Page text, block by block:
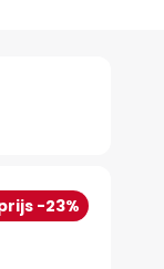
-23%